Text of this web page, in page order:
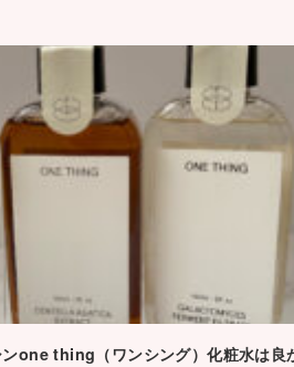
ンone thing（ワンシング）化粧水は良